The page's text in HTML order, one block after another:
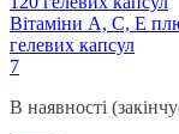
Вітаміни А, С, Е
гелевих капсул
7
В наявності